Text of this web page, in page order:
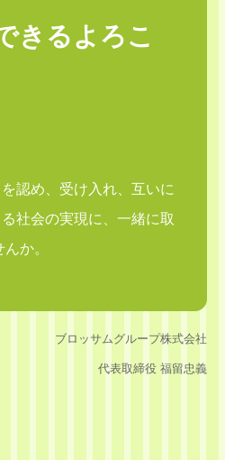
きるよろこ
認め、受け入れ、互いに
社会の実現に、一緒に取
か。
ブロッサムグループ株式会社
代表取締役 福留忠義